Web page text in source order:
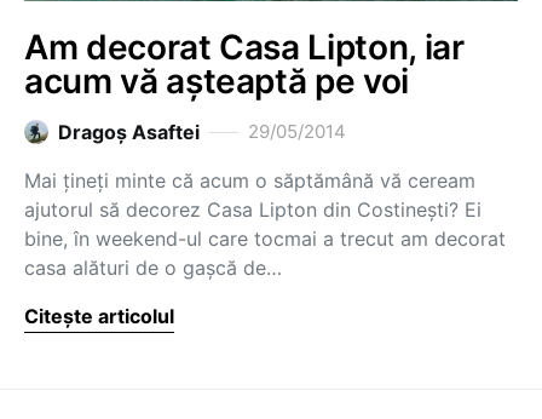
Am decorat Casa Lipton, iar
acum vă așteaptă pe voi
Dragoş Asaftei 29/05/2014
Mai țineți minte că acum o săptămână vă ceream
ajutorul să decorez Casa Lipton din Costinești? Ei
bine, în weekend-ul care tocmai a trecut am decorat
casa alături de o gașcă de…
Citește articolul